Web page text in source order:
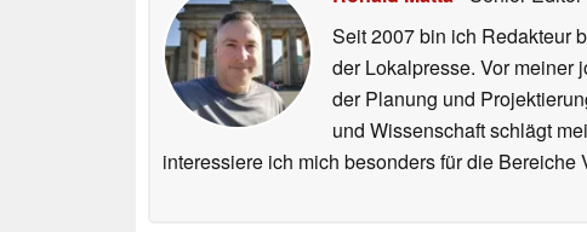
Seit 2007 bin ich Redakteur
der Lokalpresse. Vor meiner
der Planung und
und Wissenschaft schlägt
interessiere ich mich besonders für die